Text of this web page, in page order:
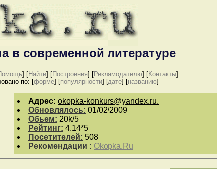
в современной литературе
] [Найти] [Построения] [Рекламодателю] [Контакты]
по: [форме] [популярности] [дате] [названию]
Aдpeс: okopka-konkurs@yandex.ru.
Обновлялось: 01/02/2009
Обьем: 20k/5
Рейтинг: 4.14*5
Посетителей: 508
Рекомендации : Okopka.Ru